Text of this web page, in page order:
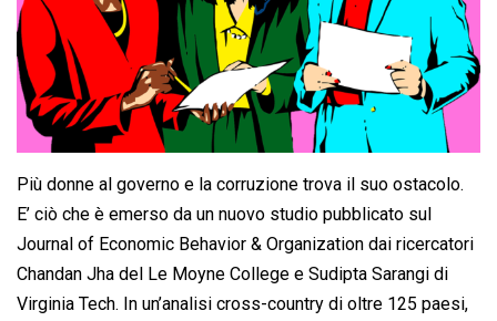
Più donne al governo e la corruzione trova il suo ostacolo.
E’ ciò che è emerso da un nuovo studio pubblicato sul
Journal of Economic Behavior & Organization dai ricercatori
Chandan Jha del Le Moyne College e Sudipta Sarangi di
Virginia Tech. In un’analisi cross-country di oltre 125 paesi,